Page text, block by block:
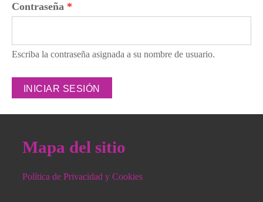
Contraseña *
Escriba la contraseña asignada a su nombre de usuario.
Mapa del sitio
Política de Privacidad y Cookies